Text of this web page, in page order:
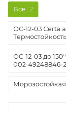
Все 2
ОС-12-03 Certa
ОС-12-03 до
002-49248846-